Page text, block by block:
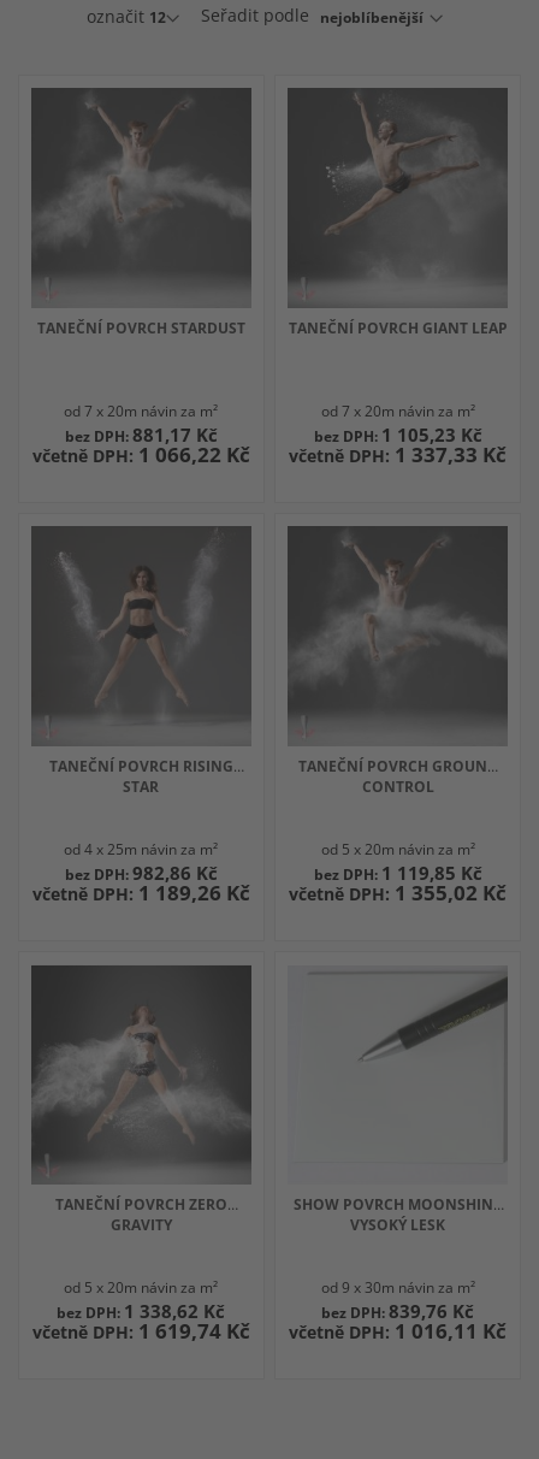
označit Seřadit podle
TANEČNÍ POVRCH STARDUST
od 7 x 20m návin za m²
1 066,22 Kč
881,17 Kč
TANEČNÍ POVRCH GIANT LEAP
od 7 x 20m návin za m²
1 337,33 Kč
1 105,23 Kč
TANEČNÍ POVRCH RISING
STAR
od 4 x 25m návin za m²
1 189,26 Kč
982,86 Kč
TANEČNÍ POVRCH GROUND
CONTROL
od 5 x 20m návin za m²
1 355,02 Kč
1 119,85 Kč
TANEČNÍ POVRCH ZERO
GRAVITY
od 5 x 20m návin za m²
1 619,74 Kč
1 338,62 Kč
SHOW POVRCH MOONSHINE
VYSOKÝ LESK
od 9 x 30m návin za m²
1 016,11 Kč
839,76 Kč